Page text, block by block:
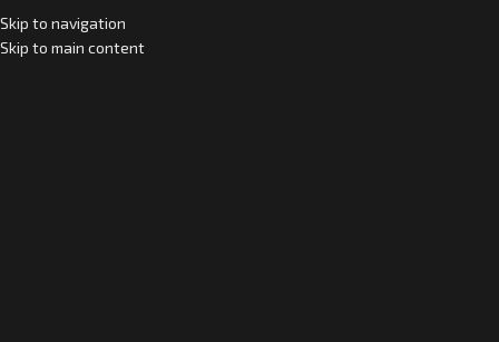
Skip to navigation
Skip to main content